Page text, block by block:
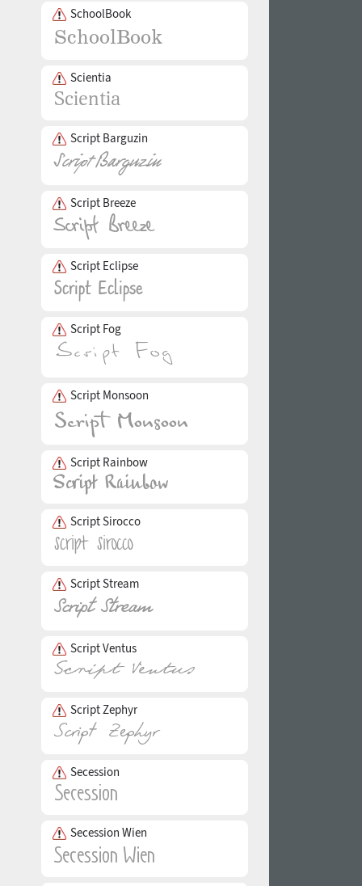
SchoolBook
Scientia
Script Barguzin
Script Breeze
Script Eclipse
Script Fog
Script Monsoon
Script Rainbow
Script Sirocco
Script Stream
Script Ventus
Script Zephyr
Secession
Secession Wien